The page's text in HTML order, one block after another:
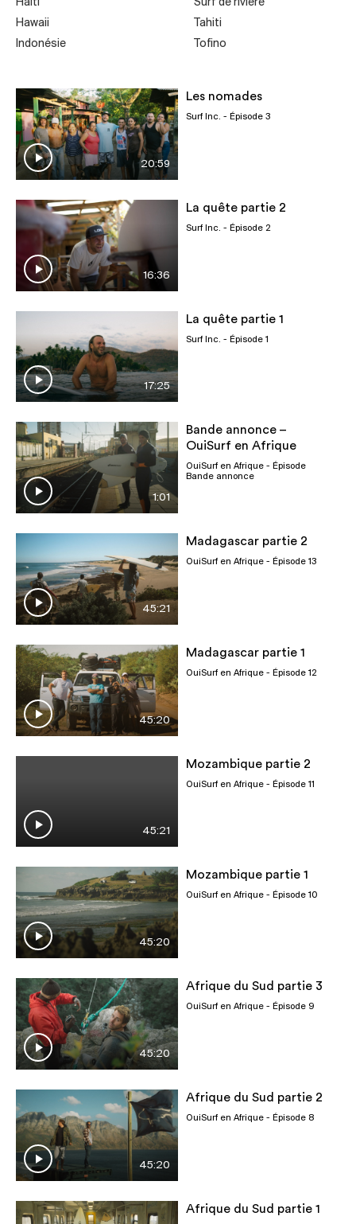
Haiti
Hawaii
Indonésie
Surf de rivière
Tahiti
Tofino
20:59
Les nomades
Surf Inc. - Épisode 3
16:36
La quête partie 2
Surf Inc. - Épisode 2
17:25
La quête partie 1
Surf Inc. - Épisode 1
1:01
Bande annonce –
OuiSurf en Afrique
OuiSurf en Afrique - Épisode
Bande annonce
45:21
Madagascar partie 2
OuiSurf en Afrique - Épisode 13
45:20
Madagascar partie 1
OuiSurf en Afrique - Épisode 12
45:21
Mozambique partie 2
OuiSurf en Afrique - Épisode 11
45:20
Mozambique partie 1
OuiSurf en Afrique - Épisode 10
45:20
Afrique du Sud partie 3
OuiSurf en Afrique - Épisode 9
45:20
Afrique du Sud partie 2
OuiSurf en Afrique - Épisode 8
Afrique du Sud partie 1